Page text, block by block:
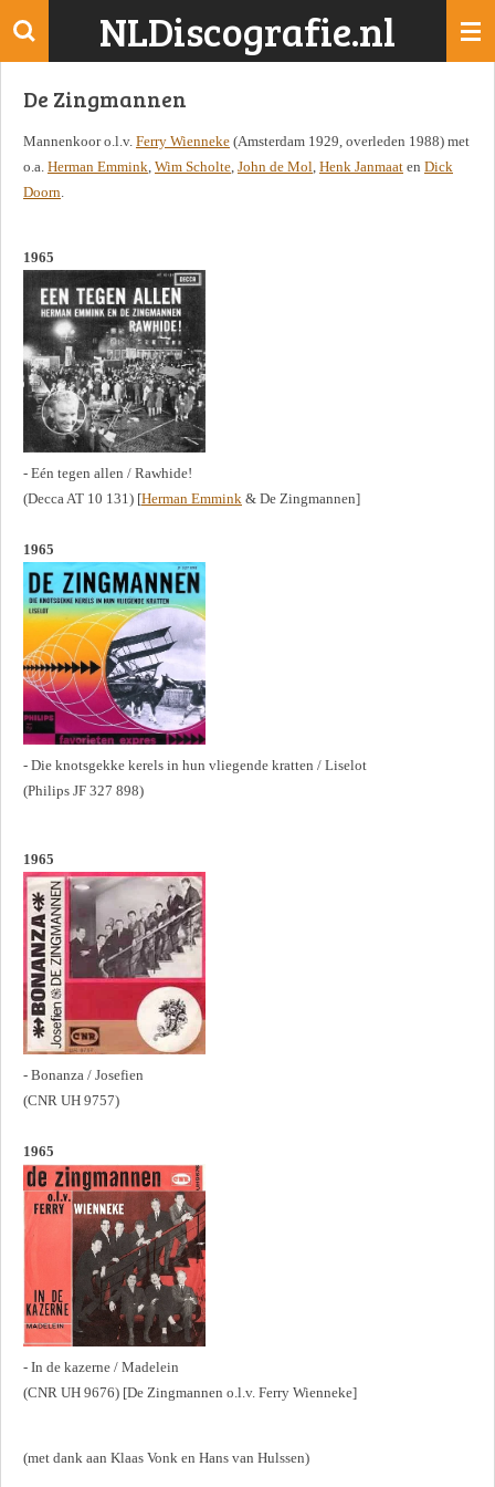
Ga
de
NLDiscografie.nl
De Zingmannen
Mannenkoor o.l.v. Ferry Wienneke (Amsterdam 1929, overleden 1988) met
o.a. Herman Emmink, Wim Scholte, John de Mol, Henk Janmaat en Dick
Doorn.
1965
- Eén tegen allen / Rawhide!
(Decca AT 10 131) [Herman Emmink & De Zingmannen]
1965
- Die knotsgekke kerels in hun vliegende kratten / Liselot
(Philips JF 327 898)
1965
- Bonanza / Josefien
(CNR UH 9757)
1965
- In de kazerne / Madelein
(CNR UH 9676) [De Zingmannen o.l.v. Ferry Wienneke]
(met dank aan Klaas Vonk en Hans van Hulssen)